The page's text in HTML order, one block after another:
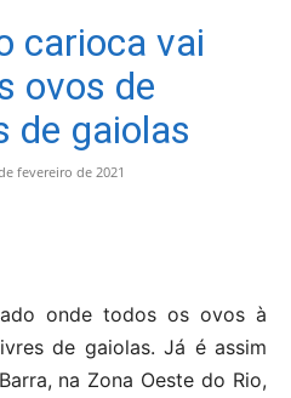
carioca vai
ovos de
de gaiolas
fevereiro de 2021
onde todos os ovos à
de gaiolas. Já é assim
na Zona Oeste do Rio,